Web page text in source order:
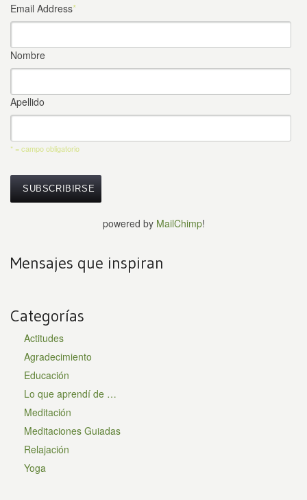
Email Address*
Nombre
Apellido
* = campo obligatorio
powered by MailChimp!
Mensajes que inspiran
Categorías
Actitudes
Agradecimiento
Educación
Lo que aprendí de …
Meditación
Meditaciones Guiadas
Relajación
Yoga